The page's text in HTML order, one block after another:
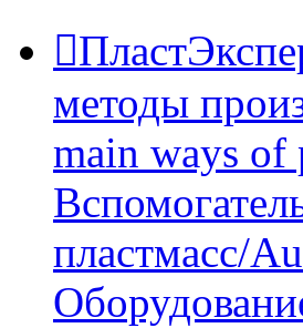
методы
main ways of
пластмасс/